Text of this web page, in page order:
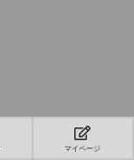
マイページ